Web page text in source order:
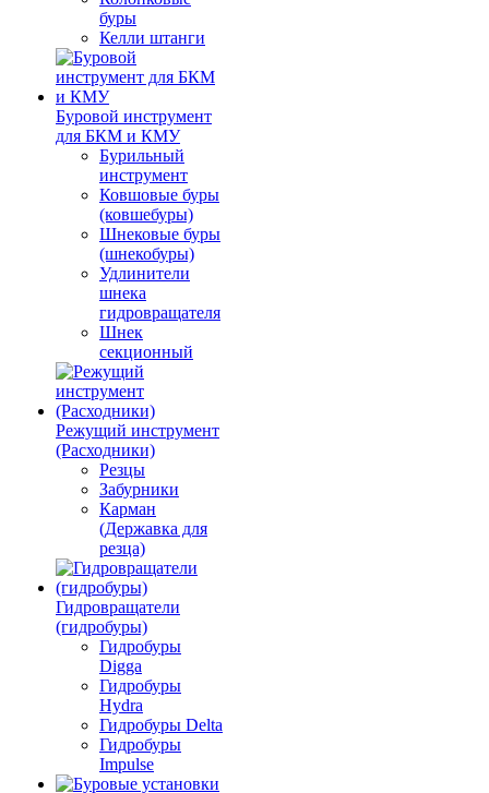
буры
Келли штанги
Буровой инструмент
для БКМ и КМУ
Бурильный
инструмент
Ковшовые буры
(ковшебуры)
Шнековые буры
(шнекобуры)
Удлинители
шнека
гидровращателя
Шнек
секционный
Режущий инструмент
(Расходники)
Резцы
Забурники
Карман
(Державка для
резца)
Гидровращатели
(гидробуры)
Гидробуры
Digga
Гидробуры
Hydra
Гидробуры Delta
Гидробуры
Impulse